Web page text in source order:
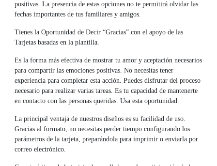
positivas. La presencia de estas opciones no te permitirá olvidar las
fechas importantes de tus familiares y amigos.
Tienes la Oportunidad de Decir “Gracias” con el apoyo de las
Tarjetas basadas en la plantilla.
Es la forma más efectiva de mostrar tu amor y aceptación necesarios
para compartir las emociones positivas. No necesitas tener
experiencia para completar esta acción. Puedes disfrutar del proceso
necesario para realizar varias tareas. Es tu capacidad de mantenerte
en contacto con las personas queridas. Usa esta oportunidad.
La principal ventaja de nuestros diseños es su facilidad de uso.
Gracias al formato, no necesitas perder tiempo configurando los
parámetros de la tarjeta, preparándola para imprimir o enviarla por
correo electrónico.